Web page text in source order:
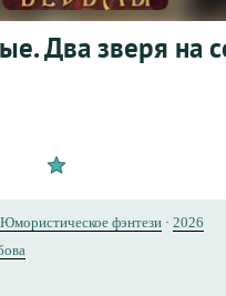
Два зверя на
Юмористическое фэнтези · 2026